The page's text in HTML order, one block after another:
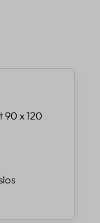
x 120